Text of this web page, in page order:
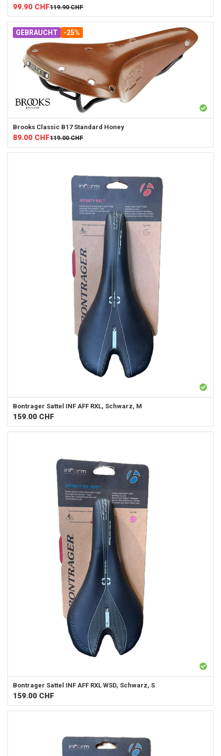
99.90 CHF119.90 CHF
GEBRAUCHT -25%
Brooks Classic B17 Standard Honey
89.00 CHF119.00 CHF
Bontrager Sattel INF AFF RXL, Schwarz, M
159.00 CHF
Bontrager Sattel INF AFF RXL WSD, Schwarz, S
159.00 CHF